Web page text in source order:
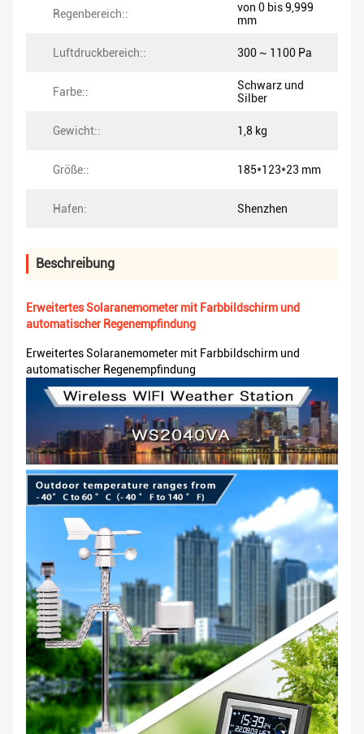
Regenbereich::
von 0 bis 9,999
mm
Luftdruckbereich:: 300 ~ 1100 Pa
Farbe::
Schwarz und
Silber
Gewicht:: 1,8 kg
Größe:: 185*123*23 mm
Hafen: Shenzhen
Beschreibung
Erweitertes Solaranemometer mit Farbbildschirm und
automatischer Regenempfindung
Erweitertes Solaranemometer mit Farbbildschirm und
automatischer Regenempfindung